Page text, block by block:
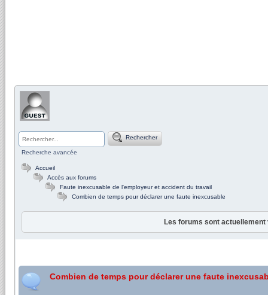
Rechercher
Recherche avancée
Accueil
Accès aux forums
Faute inexcusable de l'employeur et accident du travail
Combien de temps pour déclarer une faute inexcusable
Les forums sont
Combien de temps pour déclarer une faute